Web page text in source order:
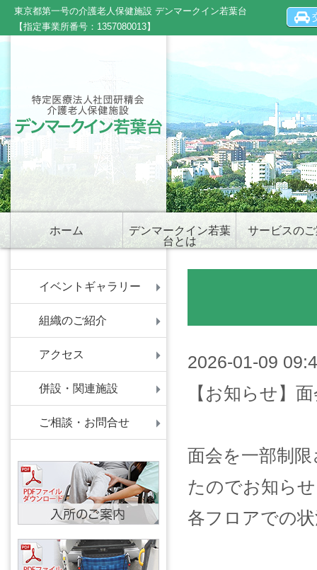
東京都第一号の介護老人保健施設 デンマークイン若葉台
【指定事業所番号：1357080013】
ホーム
デンマークイン若葉
台とは
サービスの
イベントギャラリー
組織のご紹介
アクセス
併設・関連施設
ご相談・お問合せ
2026-01-09
【お知らせ】
面会を一部制
たのでお知ら
各フロアでの